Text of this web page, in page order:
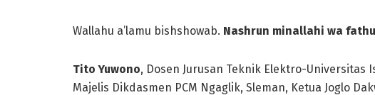
Wallahu a’lamu bishshowab. Nashrun minallahi wa
Tito Yuwono, Dosen Jurusan Teknik Elektro-Universitas
Majelis Dikdasmen PCM Ngaglik, Sleman, Ketua Joglo